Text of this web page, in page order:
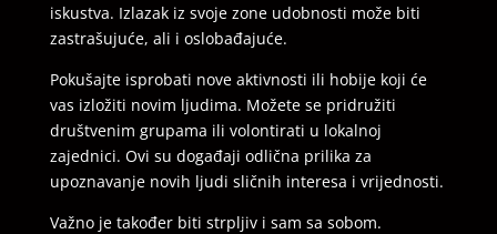
iskustva. Izlazak iz svoje zone udobnosti može biti
zastrašujuće, ali i oslobađajuće.
Pokušajte isprobati nove aktivnosti ili hobije koji će
vas izložiti novim ljudima. Možete se pridružiti
društvenim grupama ili volontirati u lokalnoj
zajednici. Ovi su događaji odlična prilika za
upoznavanje novih ljudi sličnih interesa i vrijednosti.
Važno je također biti strpljiv i sam sa sobom.